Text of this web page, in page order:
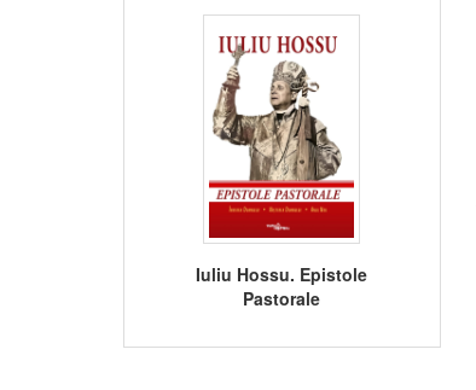
Iuliu Hossu. Epistole
Pastorale